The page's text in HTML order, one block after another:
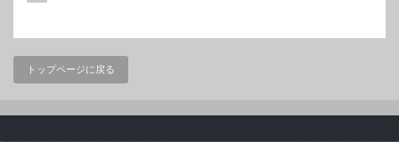
トップページに戻る